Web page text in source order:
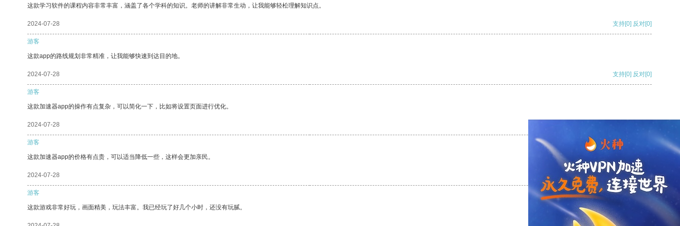
这款学习软件的课程内容非常丰富，涵盖了各个学科的知识。老师的讲解非常生动，让我能够轻松理解知识点。
2024-07-28 支持[0] 反对[0]
游客
这款app的路线规划非常精准，让我能够快速到达目的地。
2024-07-28 支持[0] 反对[0]
游客
这款加速器app的操作有点复杂，可以简化一下，比如将设置页面进行优化。
2024-07-28
游客
这款加速器app的价格有点贵，可以适当降低一些，这样会更加亲民。
2024-07-28 支持 [0] 反对 [0]
游客
这款游戏非常好玩，画面精美，玩法丰富。我已经玩了好几个小时，还没有玩腻。